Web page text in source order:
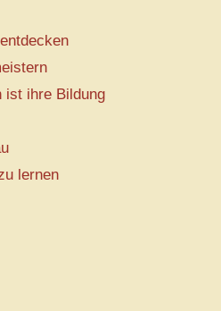
ist ihre Bildung
lernen